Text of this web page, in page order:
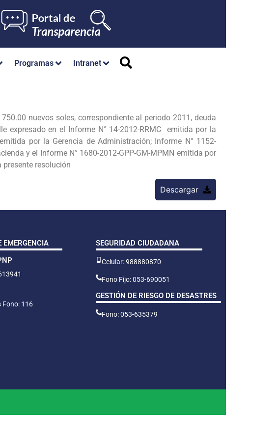
Programas Intranet
nuevos soles, correspondiente al periodo 2011, deuda
expresado en el Informe N° 14-2012-RRMC emitida por la
por la Gerencia de Administración; Informe N° 1152-
y el Informe N° 1680-2012-GPP-GM-MPMN emitida por
resolución
Descargar
EMERGENCIA
Fono: 116
SEGURIDAD CIUDADANA
Celular: 988880870
Fono Fijo: 053-690051
GESTIÓN DE RIESGO DE DESASTRES
Fono: 053-635379